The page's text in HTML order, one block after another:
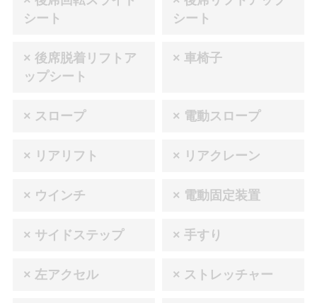
シート
シート
× 後席脱着リフトア
ップシート
× 車椅子
× スロープ × 電動スロープ
× リアリフト × リアクレーン
× ウインチ × 電動固定装置
× サイドステップ × 手すり
× 左アクセル × ストレッチャー